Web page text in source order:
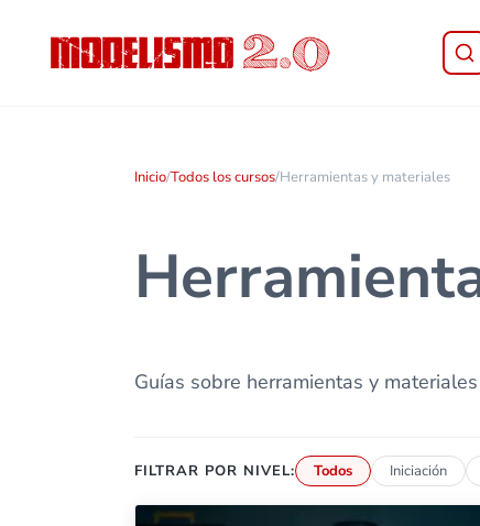
Inicio/Todos los cursos/Herramientas y materiales
Guías sobre herramientas y
FILTRAR POR NIVEL: Todos Iniciación